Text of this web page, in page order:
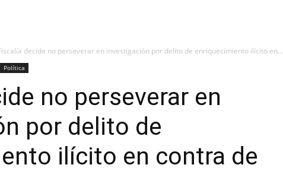
decide no perseverar en investigación por delito de enriquecimiento ilícito en...
Política
no perseverar en
por delito de
ilícito en contra de